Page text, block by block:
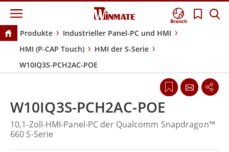
Branch
Produkte
Industrieller Panel-PC und HMI
HMI (P-CAP Touch)
HMI der S-Serie
W10IQ3S-PCH2AC-POE
W10IQ3S-PCH2AC-POE
10,1-Zoll-HMI-Panel-PC der Qualcomm Snapdragon™
660 S-Serie